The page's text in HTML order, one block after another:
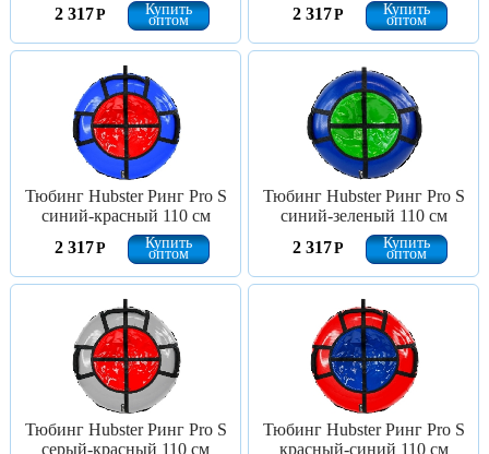
2 317Р Купить
оптом
2 317Р Купить
оптом
Тюбинг Hubster Ринг Pro S
синий-красный 110 см
2 317Р Купить
оптом
Тюбинг Hubster Ринг Pro S
синий-зеленый 110 см
2 317Р Купить
оптом
Тюбинг Hubster Ринг Pro S
серый-красный 110 см
Тюбинг Hubster Ринг Pro S
красный-синий 110 см